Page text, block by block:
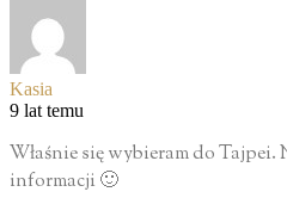
Kasia
9 lat temu
Właśnie się wybieram do Tajpei.
informacji 🙂